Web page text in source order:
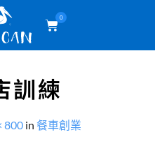
0
訓練
800 in 餐車創業